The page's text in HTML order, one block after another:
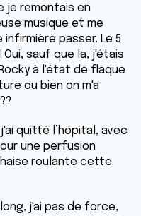
je remontais en
musique et me
passer. Le 5
sauf que la, j'étais
à l'état de flaque
ou bien on m'a
quitté l’hôpital, avec
une perfusion
roulante cette
j'ai pas de force,